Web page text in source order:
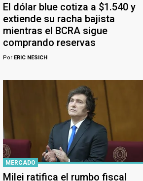
El dólar blue cotiza a $1.540 y
extiende su racha bajista
mientras el BCRA sigue
comprando reservas
Por ERIC NESICH
MERCADO
Milei ratifica el rumbo fiscal